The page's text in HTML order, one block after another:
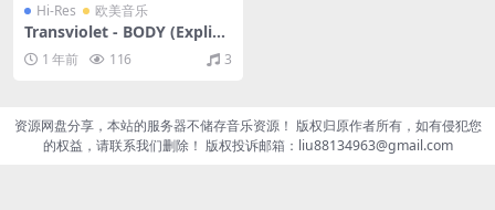
Hi-Res 欧美音乐
Transviolet - BODY (Explici
t)（2023/FLAC/分轨/325
M）(24bit/44.1kHz)
1 年前 116 3
资源网盘分享，本站的服务器不储存音乐资源！ 版权归原作者所有，如有侵犯您
的权益，请联系我们删除！ 版权投诉邮箱：liu88134963@gmail.com